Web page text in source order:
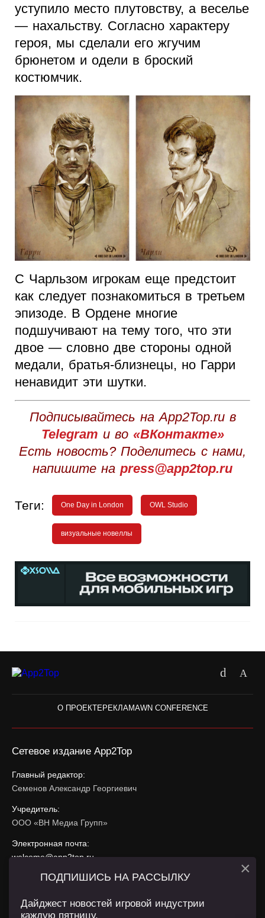
уступило место плутовству, а веселье
— нахальству. Согласно характеру
героя, мы сделали его жгучим
брюнетом и одели в броский
костюмчик.
С Чарльзом игрокам еще предстоит
как следует познакомиться в третьем
эпизоде. В Ордене многие
подшучивают на тему того, что эти
двое — словно две стороны одной
медали, братья-близнецы, но Гарри
ненавидит эти шутки.
Подписывайтесь на App2Top.ru в
Telegram и во «ВКонтакте»
Есть новость? Поделитесь с нами,
напишите на press@app2top.ru
Теги: One Day in London OWL Studio
визуальные новеллы
О ПРОЕКТЕРЕКЛАМАWN CONFERENCE
Сетевое издание App2Top
Главный редактор:
Семенов Александр Георгиевич
Учредитель:
ООО «ВН Медиа Групп»
Электронная почта:
welcome@app2top.ru
При использовании материалов активная ссылка на
ПОДПИШИСЬ НА РАССЫЛКУ
Дайджест новостей игровой индустрии
каждую пятницу.
×